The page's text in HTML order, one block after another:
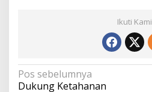
Ikuti Kami
Navigasi
Pos sebelumnya
Dukung Ketahanan